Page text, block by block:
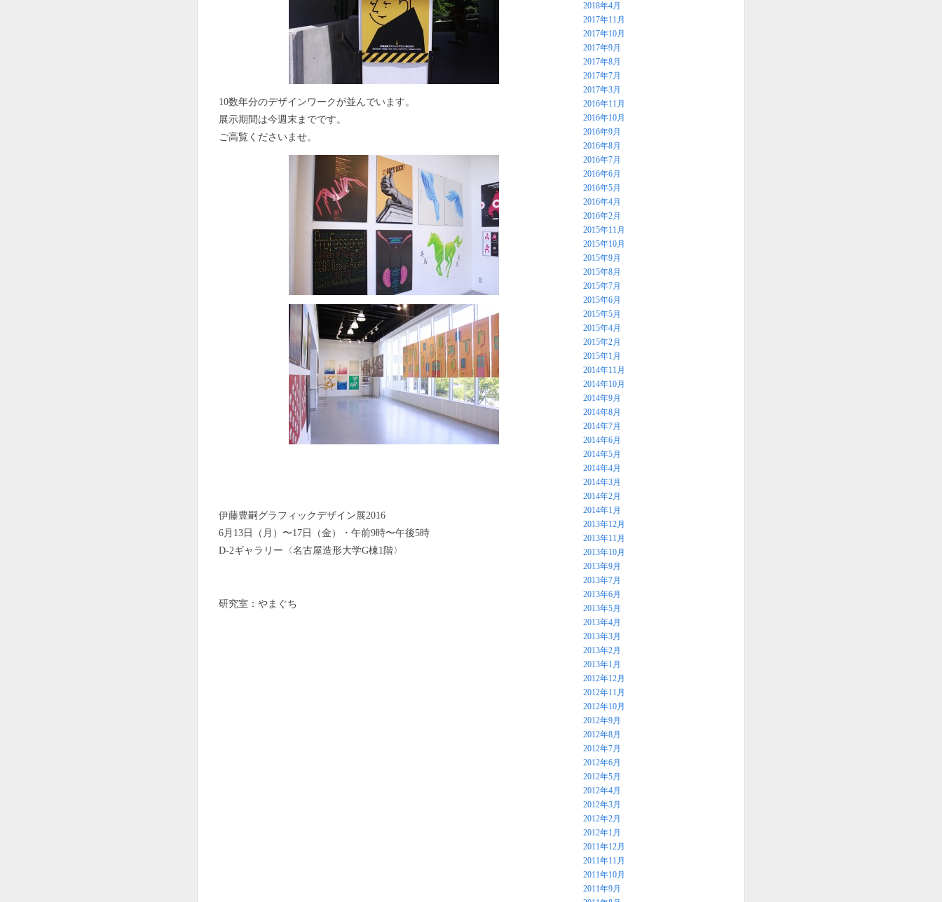
10数年分のデザインワークが並んでいます。
展示期間は今週末までです。
ご高覧くださいませ。
伊藤豊嗣グラフィックデザイン展2016
6月13日（月）〜17日（金）・午前9時〜午後5時
D-2ギャラリー〈名古屋造形大学G棟1階〉
研究室：やまぐち
2018年4月
2017年11月
2017年10月
2017年9月
2017年8月
2017年7月
2017年3月
2016年11月
2016年10月
2016年9月
2016年8月
2016年7月
2016年6月
2016年5月
2016年4月
2016年2月
2015年11月
2015年10月
2015年9月
2015年8月
2015年7月
2015年6月
2015年5月
2015年4月
2015年2月
2015年1月
2014年11月
2014年10月
2014年9月
2014年8月
2014年7月
2014年6月
2014年5月
2014年4月
2014年3月
2014年2月
2014年1月
2013年12月
2013年11月
2013年10月
2013年9月
2013年7月
2013年6月
2013年5月
2013年4月
2013年3月
2013年2月
2013年1月
2012年12月
2012年11月
2012年10月
2012年9月
2012年8月
2012年7月
2012年6月
2012年5月
2012年4月
2012年3月
2012年2月
2012年1月
2011年12月
2011年11月
2011年10月
2011年9月